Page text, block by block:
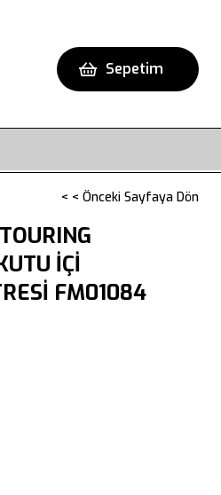
Sepetim
< < Önceki Sayfaya Dön
İÇİ
FM01084